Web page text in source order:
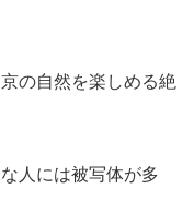
の自然を楽しめる絶
人には被写体が多